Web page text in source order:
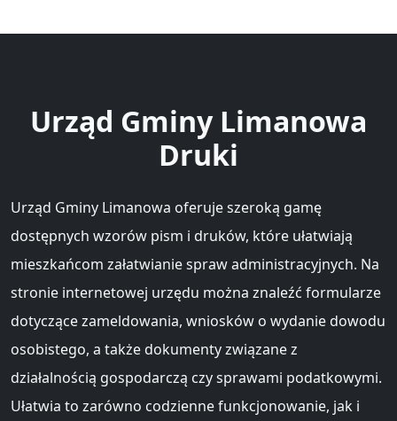
Urząd Gminy Limanowa
Druki
Urząd Gminy Limanowa oferuje szeroką gamę
dostępnych wzorów pism i druków, które ułatwiają
mieszkańcom załatwianie spraw administracyjnych. Na
stronie internetowej urzędu można znaleźć formularze
dotyczące zameldowania, wniosków o wydanie dowodu
osobistego, a także dokumenty związane z
działalnością gospodarczą czy sprawami podatkowymi.
Ułatwia to zarówno codzienne funkcjonowanie, jak i